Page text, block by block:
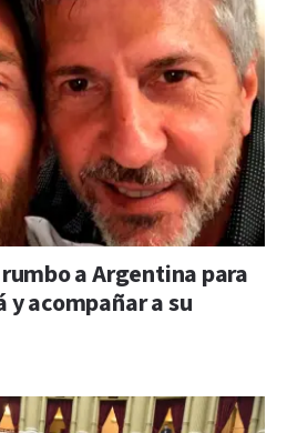
a Argentina para
y acompañar a su